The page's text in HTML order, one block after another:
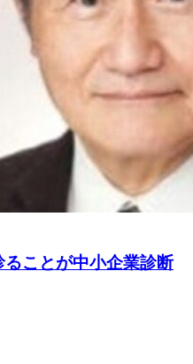
ことが中小企業診断